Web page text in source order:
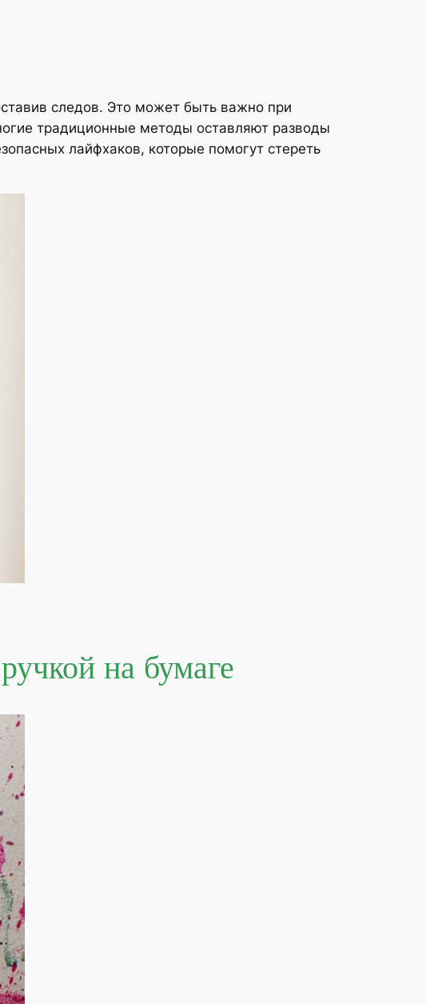
следов. Это может быть важно при
традиционные методы оставляют разводы
лайфхаков, которые помогут стереть
на бумаге